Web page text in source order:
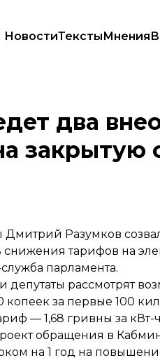
НовостиТекстыМнения
за день, несмотря на
два
закрытую
Разумков созвал
снижения тарифов на
парламента.
депутаты рассмотрят
за первые 100
— 1,68 гривны за кВт-
обращения в
на 1 год на